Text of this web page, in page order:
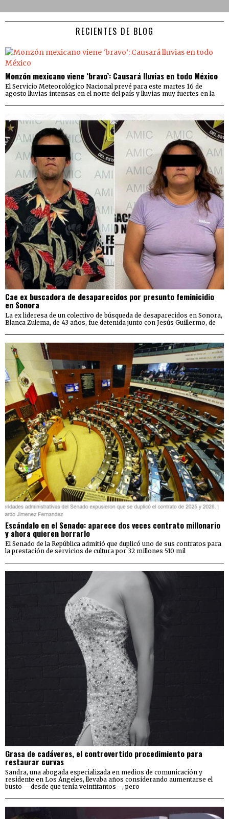
RECIENTES DE BLOG
Monzón mexicano viene ‘bravo’: Causará lluvias en todo México
El Servicio Meteorológico Nacional prevé para este martes 16 de
agosto lluvias intensas en el norte del país y lluvias muy fuertes en la
Cae ex buscadora de desaparecidos por presunto feminicidio
en Sonora
La ex lideresa de un colectivo de búsqueda de desaparecidos en Sonora,
Blanca Zulema, de 43 años, fue detenida junto con Jesús Guillermo, de
Escándalo en el Senado: aparece dos veces contrato millonario
y ahora quieren borrarlo
El Senado de la República admitió que duplicó uno de sus contratos para
la prestación de servicios de cultura por 32 millones 510 mil
Grasa de cadáveres, el controvertido procedimiento para
restaurar curvas
Sandra, una abogada especializada en medios de comunicación y
residente en Los Ángeles, llevaba años considerando aumentarse el
busto —desde que tenía veintitantos—, pero